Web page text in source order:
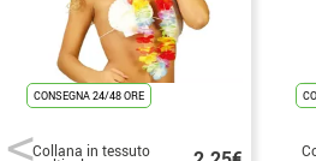
CONSEGNA 24/48 ORE
Collana in tessuto